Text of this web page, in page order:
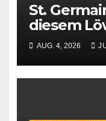
St.
diesem
erwarten
AUG. 4, 2026